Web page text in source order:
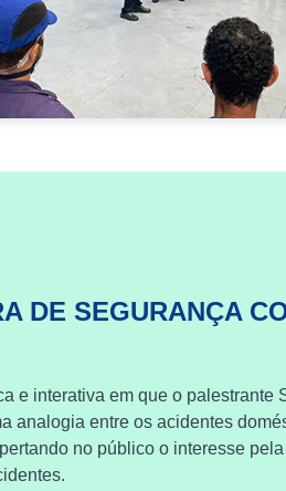
DE SEGURANÇA
e interativa em que o palestrante
analogia entre os acidentes
no público o interesse pela